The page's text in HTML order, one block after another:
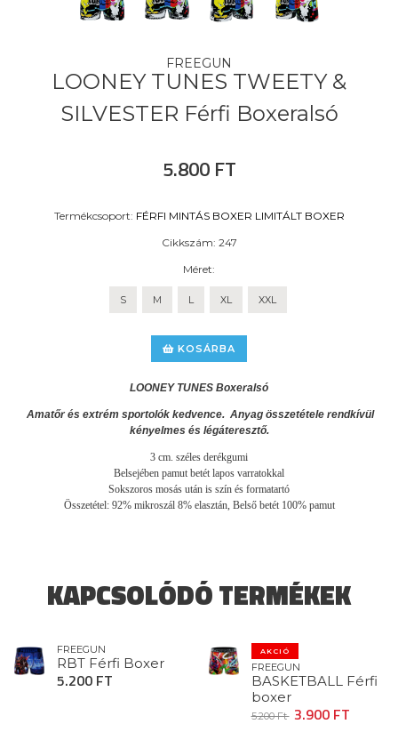
FREEGUN
LOONEY TUNES TWEETY &
SILVESTER Férfi Boxeralsó
5.800 FT
Termékcsoport: FÉRFI MINTÁS BOXER LIMITÁLT BOXER
Cikkszám: 247
Méret:
S M L XL XXL
KOSÁRBA
LOONEY TUNES Boxeralsó
Amatőr és extrém sportolók kedvence. Anyag összetétele rendkívül
kényelmes és légáteresztő.
3 cm. széles derékgumi
Belsejében pamut betét lapos varratokkal
Sokszoros mosás után is szín és formatartó
Összetétel: 92% mikroszál 8% elasztán, Belső betét 100% pamut
KAPCSOLÓDÓ TERMÉKEK
FREEGUN
RBT Férfi Boxer
5.200 FT
AKCIÓ
FREEGUN
BASKETBALL Férfi
boxer
5.200 Ft 3.900 FT